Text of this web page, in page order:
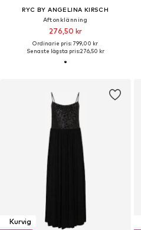
RYC BY ANGELINA KIRSCH
Aftonklänning
276,50 kr
Ordinarie pris: 799,00 kr
Senaste lägsta pris:276,50 kr
Kurvig